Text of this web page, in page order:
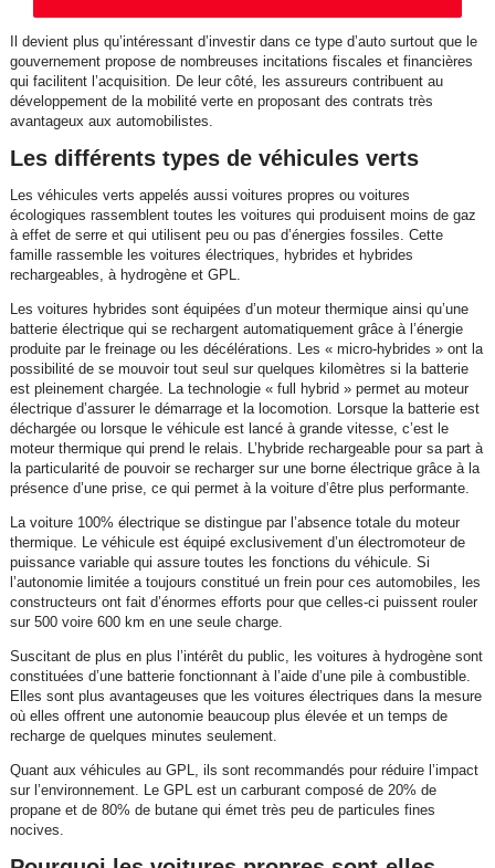
Il devient plus qu’intéressant d’investir dans ce type d’auto surtout que le
gouvernement propose de nombreuses incitations fiscales et financières
qui facilitent l’acquisition. De leur côté, les assureurs contribuent au
développement de la mobilité verte en proposant des contrats très
avantageux aux automobilistes.
Les différents types de véhicules verts
Les véhicules verts appelés aussi voitures propres ou voitures
écologiques rassemblent toutes les voitures qui produisent moins de gaz
à effet de serre et qui utilisent peu ou pas d’énergies fossiles. Cette
famille rassemble les voitures électriques, hybrides et hybrides
rechargeables, à hydrogène et GPL.
Les voitures hybrides sont équipées d’un moteur thermique ainsi qu’une
batterie électrique qui se rechargent automatiquement grâce à l’énergie
produite par le freinage ou les décélérations. Les « micro-hybrides » ont la
possibilité de se mouvoir tout seul sur quelques kilomètres si la batterie
est pleinement chargée. La technologie « full hybrid » permet au moteur
électrique d’assurer le démarrage et la locomotion. Lorsque la batterie est
déchargée ou lorsque le véhicule est lancé à grande vitesse, c’est le
moteur thermique qui prend le relais. L’hybride rechargeable pour sa part à
la particularité de pouvoir se recharger sur une borne électrique grâce à la
présence d’une prise, ce qui permet à la voiture d’être plus performante.
La voiture 100% électrique se distingue par l’absence totale du moteur
thermique. Le véhicule est équipé exclusivement d’un électromoteur de
puissance variable qui assure toutes les fonctions du véhicule. Si
l’autonomie limitée a toujours constitué un frein pour ces automobiles, les
constructeurs ont fait d’énormes efforts pour que celles-ci puissent rouler
sur 500 voire 600 km en une seule charge.
Suscitant de plus en plus l’intérêt du public, les voitures à hydrogène sont
constituées d’une batterie fonctionnant à l’aide d’une pile à combustible.
Elles sont plus avantageuses que les voitures électriques dans la mesure
où elles offrent une autonomie beaucoup plus élevée et un temps de
recharge de quelques minutes seulement.
Quant aux véhicules au GPL, ils sont recommandés pour réduire l’impact
sur l’environnement. Le GPL est un carburant composé de 20% de
propane et de 80% de butane qui émet très peu de particules fines
nocives.